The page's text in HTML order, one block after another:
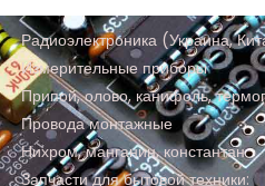
Радиоэлектроника (Украина,
Измерительные приборы
Припой, олово, канифоль,
Провода монтажные
Нихром, манганин, константан
Запчасти для бытовой техники: